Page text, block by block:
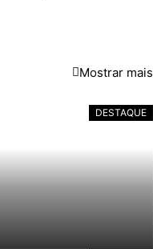
Mostrar mais
DESTAQUE